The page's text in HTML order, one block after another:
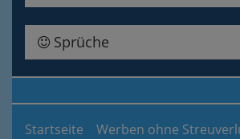
Sprüche
Startseite Werben ohne